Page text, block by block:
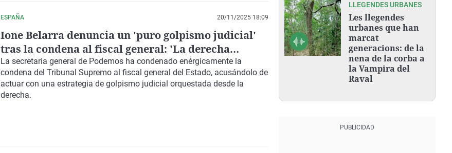
ESPAÑA 20/11/2025 18:09
Ione Belarra denuncia un 'puro golpismo judicial'
tras la condena al fiscal general: 'La derecha
asesina civilmente al Estado
La secretaria general de Podemos ha condenado enérgicamente la
condena del Tribunal Supremo al fiscal general del Estado, acusándolo de
actuar con una estrategia de golpismo judicial orquestada desde la
derecha.
LLEGENDES URBANES
Les llegendes
urbanes que han
marcat
generacions: de la
nena de la corba a
la Vampira del
Raval